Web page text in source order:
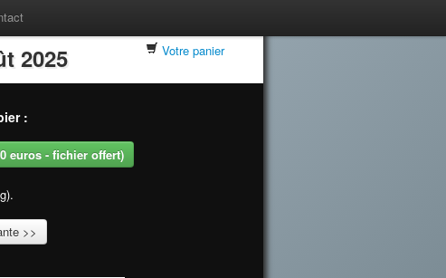
2025 Votre panier
:
euros - fichier offert)
>>